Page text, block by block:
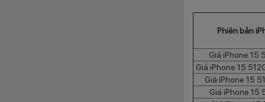
Phiên bản
Giá iPhone 15
Giá iPhone 15
Giá iPhone 15
Giá iPhone 15